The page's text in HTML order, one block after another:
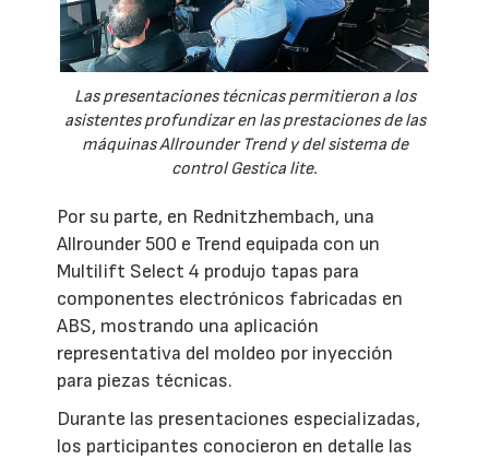
Las presentaciones técnicas permitieron a los
asistentes profundizar en las prestaciones de las
máquinas Allrounder Trend y del sistema de
control Gestica lite.
Por su parte, en Rednitzhembach, una
Allrounder 500 e Trend equipada con un
Multilift Select 4 produjo tapas para
componentes electrónicos fabricadas en
ABS, mostrando una aplicación
representativa del moldeo por inyección
para piezas técnicas.
Durante las presentaciones especializadas,
los participantes conocieron en detalle las